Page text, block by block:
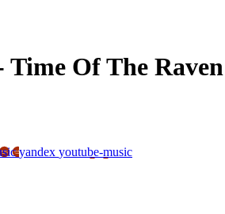
Time Of The Raven
yandex youtube-music